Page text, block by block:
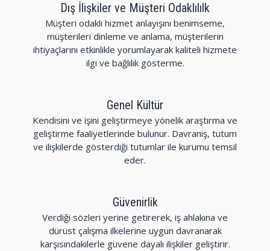
Dış İlişkiler ve Müşteri Odaklılılk
Müşteri odaklı hizmet anlayışını benimseme,
müşterileri dinleme ve anlama, müşterilerin
ihtiyaçlarını etkinlikle yorumlayarak kaliteli hizmete
ilgi ve bağlılık gösterme.
Genel Kültür
Kendisini ve işini geliştirmeye yönelik araştırma ve
geliştirme faaliyetlerinde bulunur. Davranış, tutum
ve ilişkilerde gösterdiği tutumlar ile kurumu temsil
eder.
Güvenirlik
Verdiği sözleri yerine getirerek, iş ahlakına ve
dürüst çalışma ilkelerine uygun davranarak
karşısındakilerle güvene dayalı ilişkiler geliştirir.